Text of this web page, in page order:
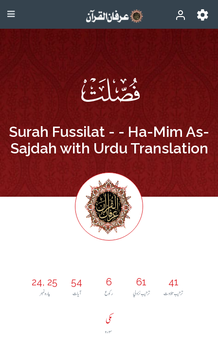
Surah Fussilat - - Ha-Mim As-
Sajdah with Urdu Translation
24, 25
پارہ نمبر
54
آيات
6
رکوع
61
ترتيب نزولي
41
ترتيب تلاوت
مکی
سورہ